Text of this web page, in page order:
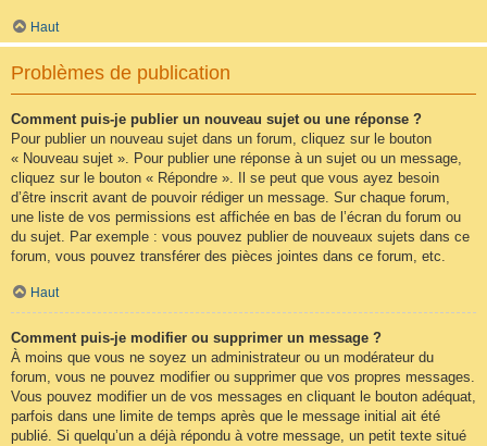
Haut
Problèmes de publication
Comment puis-je publier un nouveau sujet ou une réponse ?
Pour publier un nouveau sujet dans un forum, cliquez sur le bouton
« Nouveau sujet ». Pour publier une réponse à un sujet ou un message,
cliquez sur le bouton « Répondre ». Il se peut que vous ayez besoin
d’être inscrit avant de pouvoir rédiger un message. Sur chaque forum,
une liste de vos permissions est affichée en bas de l’écran du forum ou
du sujet. Par exemple : vous pouvez publier de nouveaux sujets dans ce
forum, vous pouvez transférer des pièces jointes dans ce forum, etc.
Haut
Comment puis-je modifier ou supprimer un message ?
À moins que vous ne soyez un administrateur ou un modérateur du
forum, vous ne pouvez modifier ou supprimer que vos propres messages.
Vous pouvez modifier un de vos messages en cliquant le bouton adéquat,
parfois dans une limite de temps après que le message initial ait été
publié. Si quelqu’un a déjà répondu à votre message, un petit texte situé